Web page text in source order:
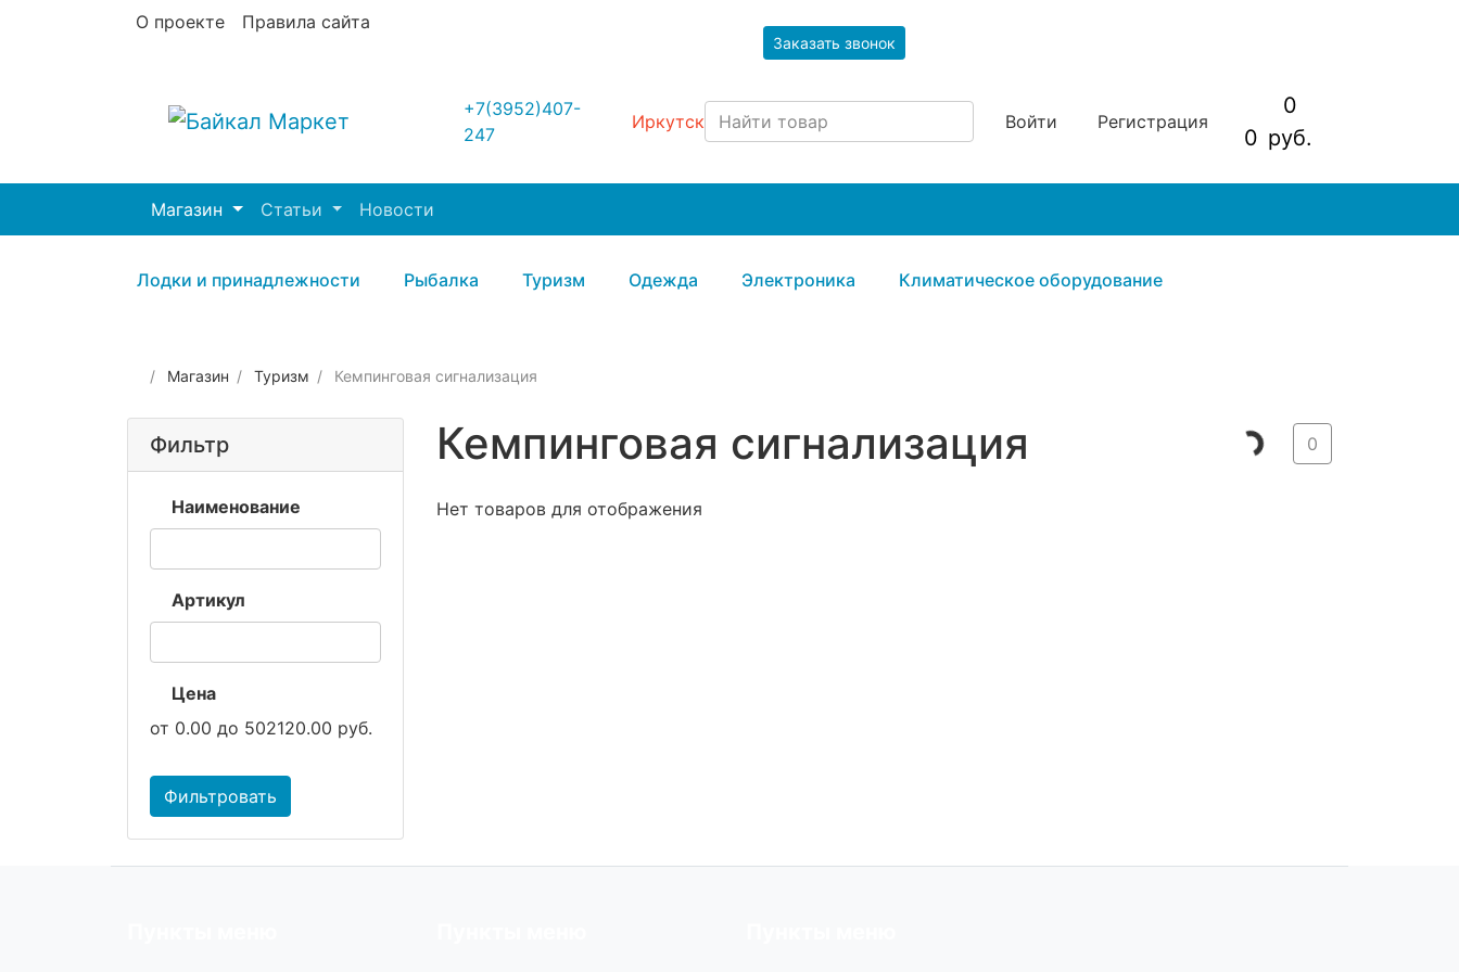
О проекте Правила сайта
Заказать звонок
+7(3952)407-
247
Иркутск Войти Регистрация
0
0
руб.
Магазин Статьи Новости
Лодки и принадлежности Рыбалка Туризм Одежда Электроника Климатическое оборудование
Магазин Туризм Кемпинговая сигнализация
Фильтр
Наименование
Артикул
Цена
от 0.00 до 502120.00 руб.
Фильтровать
Кемпинговая сигнализация 0
Нет товаров для отображения